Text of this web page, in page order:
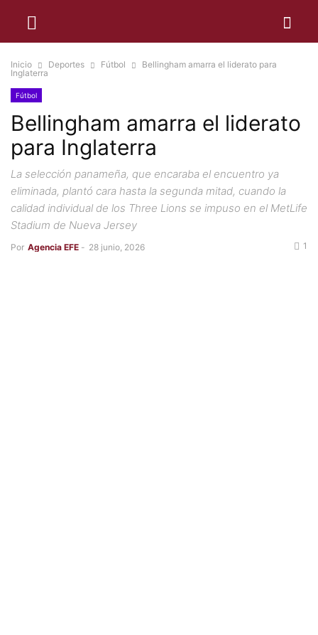
Inicio Deportes Fútbol
Bellingham amarra el liderato para
Inglaterra
Fútbol
Bellingham amarra el liderato
para Inglaterra
La selección panameña, que encaraba el encuentro ya
eliminada, plantó cara hasta la segunda mitad, cuando la
calidad individual de los Three Lions se impuso en el MetLife
Stadium de Nueva Jersey
Por Agencia EFE - 28 junio, 2026 1